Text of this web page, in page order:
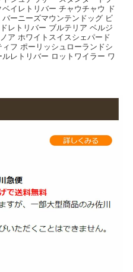
イレトリバー チャウチャウ ド
ーニーズマウンテンドッグ ビ
レトリバー ブルテリア ベルジ
ア ホワイトスイスシェパード
フ ポーリッシュローランドシ
レトリバー ロットワイラー ワ